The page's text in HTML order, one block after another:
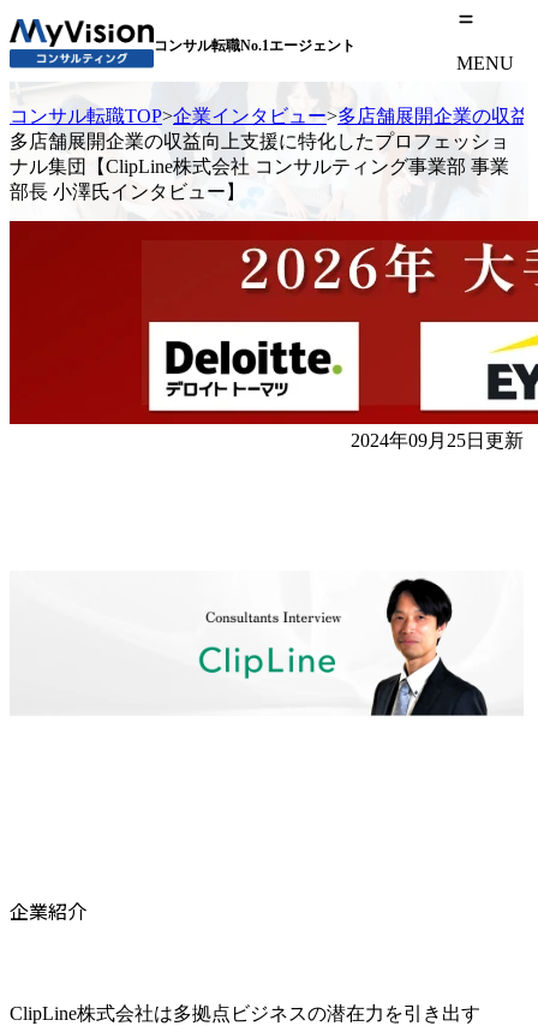
コンサル転職No.1エージェント
MENU
コンサル転職TOP>企業インタビュー>多店舗展開企業の収益
多店舗展開企業の収益向上支援に特化したプロフェッショ
ナル集団【ClipLine株式会社 コンサルティング事業部 事業
部長 小澤氏インタビュー】
2024年09月25日更新
企業紹介
ClipLine株式会社は多拠点ビジネスの潜在力を引き出す